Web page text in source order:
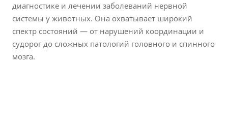
диагностике и лечении заболеваний нервной
системы у животных. Она охватывает широкий
спектр состояний — от нарушений координации и
судорог до сложных патологий головного и спинного
мозга.